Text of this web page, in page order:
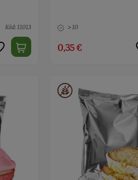
Kód: 11013 > 10
0,35 €